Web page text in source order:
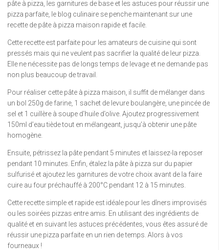
pâte à pizza, les garnitures de base et les astuces pour réussir une
pizza parfaite, le blog culinaire se penche maintenant sur une
recette de pâte à pizza maison rapide et facile.
Cette recette est parfaite pour les amateurs de cuisine qui sont
pressés mais qui ne veulent pas sacrifier la qualité de leur pizza.
Elle ne nécessite pas de longs temps de levage et ne demande pas
non plus beaucoup de travail.
Pour réaliser cette pâte à pizza maison, il suffit de mélanger dans
un bol 250g de farine, 1 sachet de levure boulangère, une pincée de
sel et 1 cuillère à soupe d’huile d’olive. Ajoutez progressivement
150ml d’eau tiède tout en mélangeant, jusqu’à obtenir une pâte
homogène.
Ensuite, pétrissez la pâte pendant 5 minutes et laissez-la reposer
pendant 10 minutes. Enfin, étalez la pâte à pizza sur du papier
sulfurisé et ajoutez les garnitures de votre choix avant de la faire
cuire au four préchauffé à 200°C pendant 12 à 15 minutes.
Cette recette simple et rapide est idéale pour les dîners improvisés
ou les soirées pizzas entre amis. En utilisant des ingrédients de
qualité et en suivant les astuces précédentes, vous êtes assuré de
réussir une pizza parfaite en un rien de temps. Alors à vos
fourneaux !